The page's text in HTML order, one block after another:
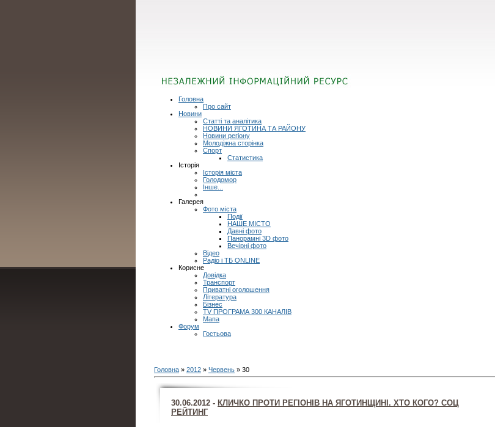
Головна
Про сайт
Новини
Статті та аналітика
НОВИНИ ЯГОТИНА ТА РАЙОНУ
Новини регіону
Молодіжна сторінка
Спорт
Статистика
Історія
Історія міста
Голодомор
Інше...
Галерея
Фото міста
Події
НАШЕ МІСТО
Давні фото
Панорамні 3D фото
Вечірні фото
Відео
Радіо і ТБ ONLINE
Корисне
Довідка
Транспорт
Приватні оголошення
Література
Бізнес
TV ПРОГРАМА 300 КАНАЛІВ
Мапа
Форум
Гостьова
Головна » 2012 » Червень » 30
30.06.2012 - КЛИЧКО ПРОТИ РЕГІОНІВ НА ЯГОТИНЩИНІ. ХТО КОГО? СОЦ
РЕЙТИНГ